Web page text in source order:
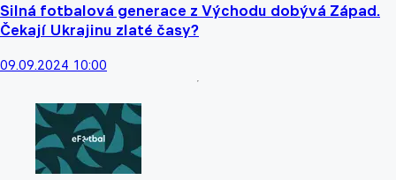
Silná fotbalová generace z Východu dobývá Západ.
Čekají Ukrajinu zlaté časy?
09.09.2024 10:00